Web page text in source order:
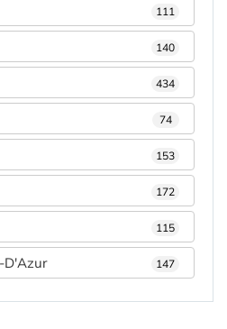
111
140
434
74
153
172
115
D'Azur 147